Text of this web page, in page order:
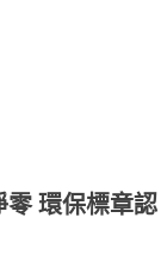
環保標章認